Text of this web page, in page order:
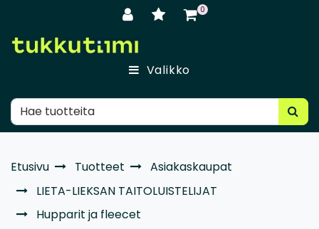
0
Valikko
Etusivu Tuotteet
Asiakaskaupat
LIETA-LIEKSAN TAITOLUISTELIJAT
Hupparit ja fleecet